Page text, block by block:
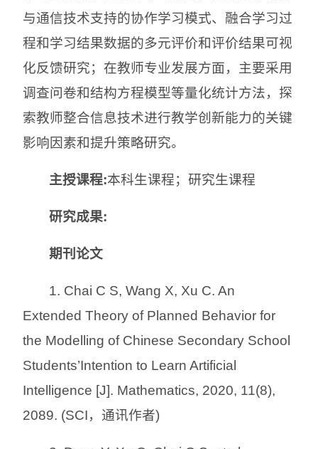
与通信技术支持的协作学习模式、融合学习过
程和学习结果数据的多元评价和评价结果可视
化反馈研究；在教师专业发展方面，主要采用
调查问卷和结构方程模型等量化统计方法，探
索教师整合信息技术进行教学创新能力的关键
影响因素和提升策略研究。
主授课程:本科生课程；研究生课程
研究成果:
期刊论文
1. Chai C S, Wang X, Xu C. An
Extended Theory of Planned Behavior for
the Modelling of Chinese Secondary School
Students’Intention to Learn Artificial
Intelligence [J]. Mathematics, 2020, 11(8),
2089. (SCI，通讯作者)